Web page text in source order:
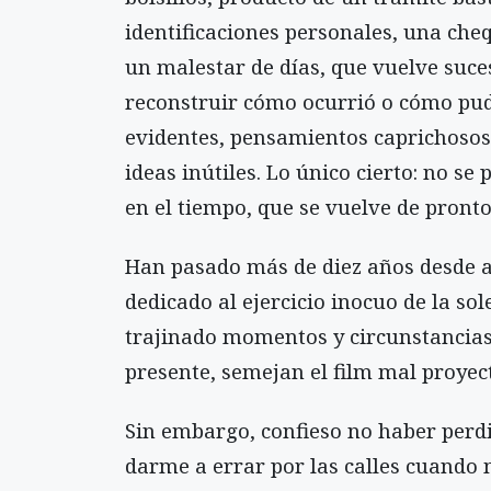
identificaciones personales, una
un malestar de días, que vuelve
reconstruir cómo ocurrió o cómo
evidentes, pensamientos
ideas inútiles. Lo único cierto: no
en el tiempo, que se vuelve de
Han pasado más de diez años
dedicado al ejercicio inocuo de la
trajinado momentos y
presente, semejan el film mal
Sin embargo, confieso no haber
darme a errar por las calles cuando